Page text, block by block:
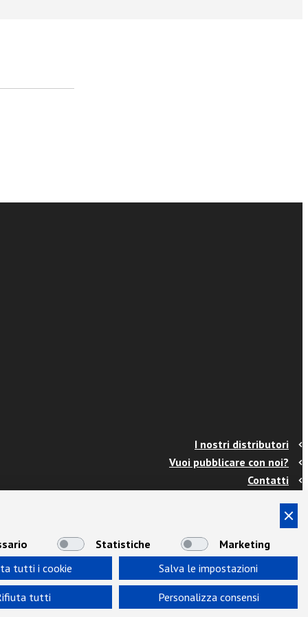
I nostri distributori
Vuoi pubblicare con noi?
Contatti
Termini e condizioni
Privacy
Area Docenti
Newsletter
Statistiche
Marketing
tutti i cookie
Salva le impostazioni
tutti Personalizza consensi